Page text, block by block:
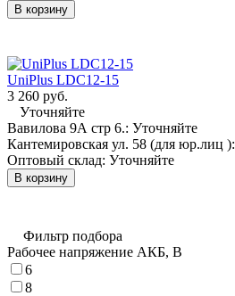
В корзину
UniPlus LDC12-15
3 260 руб.
Уточняйте
Вавилова 9А стр 6.: Уточняйте
Кантемировская ул. 58 (для юр.лиц ):
Оптовый склад: Уточняйте
В корзину
Фильтр подбора
Рабочее напряжение АКБ, B
6
8